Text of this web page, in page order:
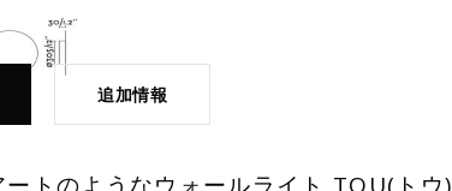
追加情報